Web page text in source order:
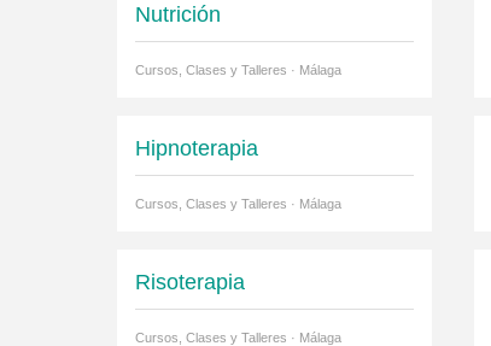
Nutrición
Cursos, Clases y Talleres · Málaga
Hipnoterapia
Cursos, Clases y Talleres · Málaga
Risoterapia
Cursos, Clases y Talleres · Málaga